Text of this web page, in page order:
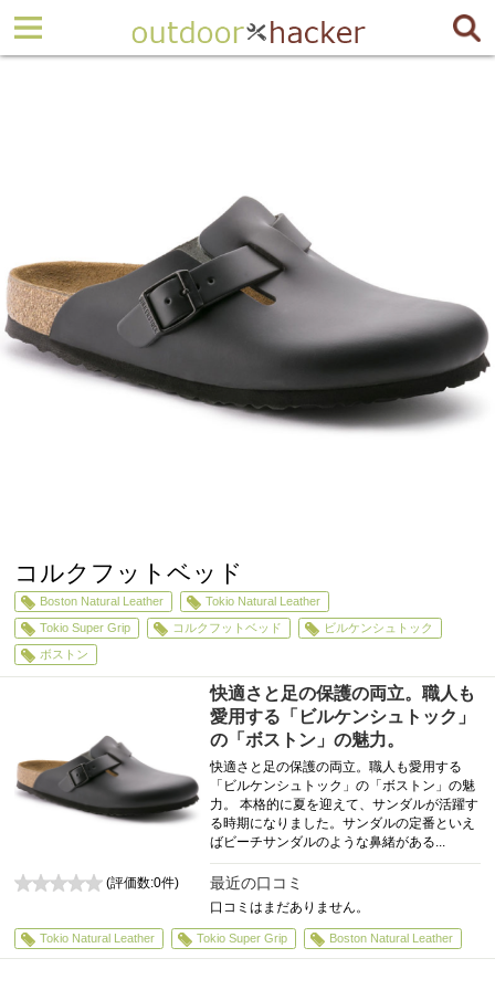
コルクフットベッド
Boston Natural Leather
Tokio Natural Leather
Tokio Super Grip
コルクフットベッド
ビルケンシュトック
ボストン
快適さと足の保護の両立。職人も
愛用する「ビルケンシュトック」
の「ボストン」の魅力。
快適さと足の保護の両立。職人も愛用する
「ビルケンシュトック」の「ボストン」の魅
力。 本格的に夏を迎えて、サンダルが活躍す
る時期になりました。サンダルの定番といえ
ばビーチサンダルのような鼻緒がある...
最近の口コミ
口コミはまだありません。
(評価数:0件)
Tokio Natural Leather Tokio Super Grip Boston Natural Leather